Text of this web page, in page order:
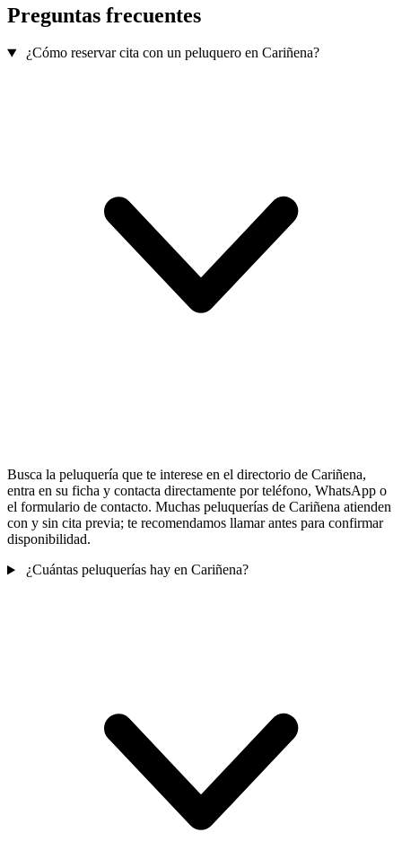
Preguntas frecuentes
¿Cómo reservar cita con un peluquero en Cariñena?
Busca la peluquería que te interese en el directorio de Cariñena,
entra en su ficha y contacta directamente por teléfono, WhatsApp o
el formulario de contacto. Muchas peluquerías de Cariñena atienden
con y sin cita previa; te recomendamos llamar antes para confirmar
disponibilidad.
¿Cuántas peluquerías hay en Cariñena?